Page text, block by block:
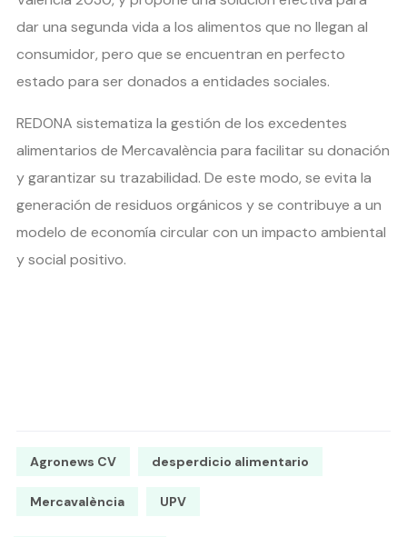
dar una segunda vida a los alimentos que no llegan al
consumidor, pero que se encuentran en perfecto
estado para ser donados a entidades sociales.
REDONA sistematiza la gestión de los excedentes
alimentarios de Mercavalència para facilitar su donación
y garantizar su trazabilidad. De este modo, se evita la
generación de residuos orgánicos y se contribuye a un
modelo de economía circular con un impacto ambiental
y social positivo.
Agronews CV desperdicio alimentario
Mercavalència UPV